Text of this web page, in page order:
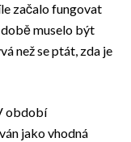
začalo fungovat
době muselo být
než se ptát, zda je
období
jako vhodná